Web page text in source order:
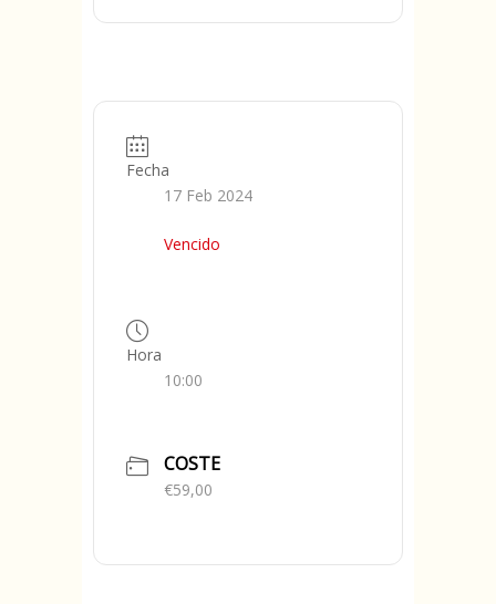
Fecha
17 Feb 2024
Vencido
Hora
10:00
COSTE
€59,00